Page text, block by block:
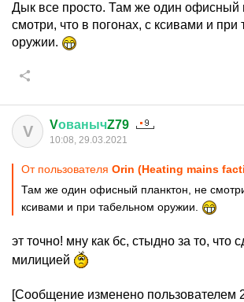
Дык все просто. Там же один офисный
смотри, что в погонах, с ксивами и при
оружии.
V VованычZ79
10:08, 29.03.2021
От пользователя Orin (Heating mains
Там же один офисный планктон, не
ксивами и при табельном оружии.
эт точно! мну как бс, стыдно за то, что
милицией
[Сообщение изменено пользователем